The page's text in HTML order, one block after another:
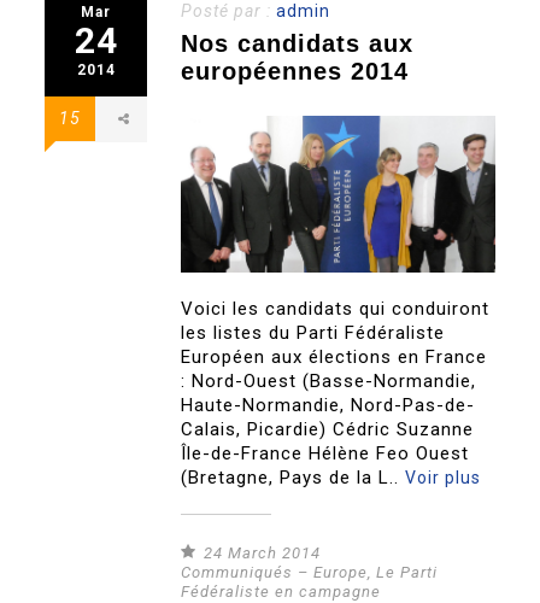
Mar
24
2014
15
Posté par :admin
Nos candidats aux
européennes 2014
Voici les candidats qui conduiront
les listes du Parti Fédéraliste
Européen aux élections en France
: Nord-Ouest (Basse-Normandie,
Haute-Normandie, Nord-Pas-de-
Calais, Picardie) Cédric Suzanne
Île-de-France Hélène Feo Ouest
(Bretagne, Pays de la L..Voir plus
24 March 2014
Communiqués – Europe,Le Parti
Fédéraliste en campagne